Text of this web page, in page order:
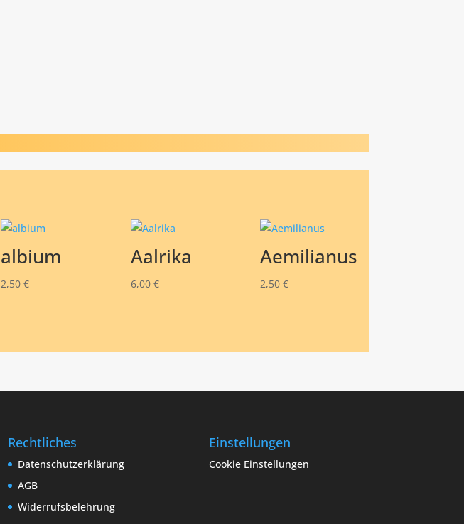
albium
2,50 €
Aalrika
6,00 €
Aemilianus
2,50€
Rechtliches
Datenschutzerklärung
AGB
Widerrufsbelehrung
Einstellungen
Cookie Einstellungen